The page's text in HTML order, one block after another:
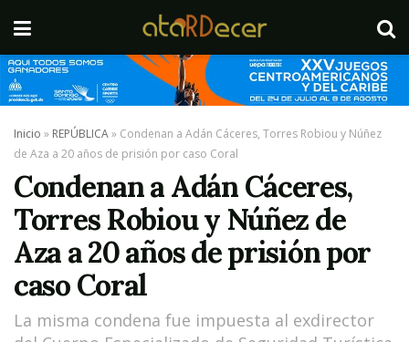
Inicio » REPÚBLICA» Condenan a Adán Cáceres, Torres Robiou y Núñez
de Aza a 20 años de prisión por caso Coral
Condenan a Adán Cáceres,
Torres Robiou y Núñez de
Aza a 20 años de prisión por
caso Coral
La misma condena fue impuesta al exdirector